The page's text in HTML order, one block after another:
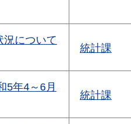
況について
統計課
5年4～6月
統計課